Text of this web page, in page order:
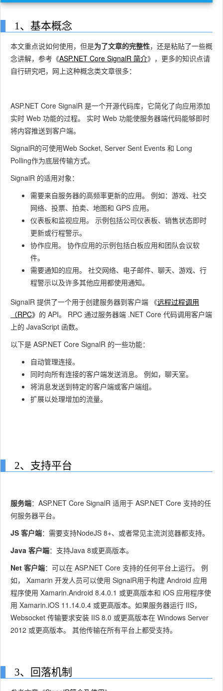
1、基本概念
本文重点说如何使用，但是为了文章的完整性，还是粘贴了一些概
念讲解，参考《ASP.NET Core SignalR 简介》，更多的知识点请
自行研究吧，网上这种概念类文章很多：
ASP.NET Core SignalR 是一个开源代码库，它简化了向应用添加
实时 Web 功能的过程。 实时 Web 功能使服务器端代码能够即时
将内容推送到客户端。
SignalR的可使用Web Socket, Server Sent Events 和 Long
Polling作为底层传输方式。
SignalR 的适用对象：
需要来自服务器的高频率更新的应用。 例如：游戏、社交
网络、投票、拍卖、地图和 GPS 应用。
仪表板和监视应用。 示例包括公司仪表板、销售状态即时
更新或行程警示。
协作应用。 协作应用的示例包括白板应用和团队会议软
件。
需要通知的应用。 社交网络、电子邮件、聊天、游戏、行
程警示以及许多其他应用都使用通知。
SignalR 提供了一个用于创建服务器到客户端 《远程过程调用
（RPC》 的 API。 RPC 通过服务器端 .NET Core 代码调用客户端
上的 JavaScript 函数。
以下是 ASP.NET Core SignalR 的一些功能：
自动管理连接。
同时向所有连接的客户端发送消息。 例如，聊天室。
将消息发送到特定的客户端或客户端组。
扩展以处理增加的流量。
2、支持平台
服务端：ASP.NET Core SignalR 适用于 ASP.NET Core 支持的任
何服务器平台。
JS 客户端：需要支持NodeJS 8+、或者常见主流浏览器都支持。
Java 客户端：支持Java 8或更高版本。
Net 客户端：可以在 ASP.NET Core 支持的任何平台上运行。 例
如， Xamarin 开发人员可以使用 SignalR用于构建 Android 应用
程序使用 Xamarin.Android 8.4.0.1 或更高版本和 iOS 应用程序使
用 Xamarin.iOS 11.14.0.4 或更高版本。 如果服务器运行 IIS，
Websocket 传输要求安装 IIS 8.0 或更高版本在 Windows Server
2012 或更高版本。 其他传输在所有平台上都受支持。
3、回落机制